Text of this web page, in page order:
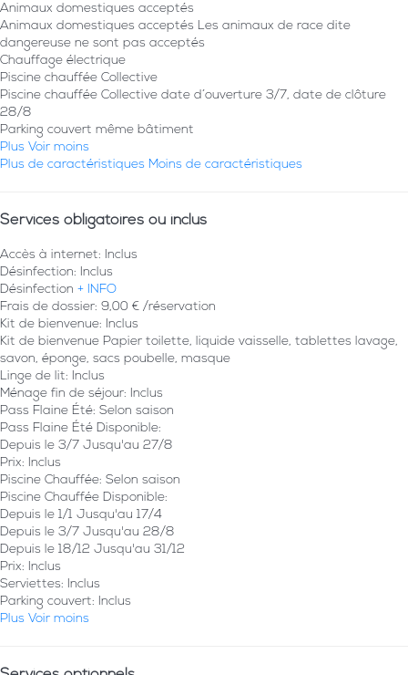
Animaux domestiques acceptés
Animaux domestiques acceptés Les animaux de race dite
dangereuse ne sont pas acceptés
Chauffage électrique
Piscine chauffée Collective
Piscine chauffée Collective date d´ouverture 3/7, date de clôture
28/8
Parking couvert même bâtiment
Plus Voir moins
Plus de caractéristiques Moins de caractéristiques
Services obligatoires ou inclus
Accès à internet: Inclus
Désinfection: Inclus
Désinfection + INFO
Frais de dossier: 9,00 € /réservation
Kit de bienvenue: Inclus
Kit de bienvenue Papier toilette, liquide vaisselle, tablettes lavage,
savon, éponge, sacs poubelle, masque
Linge de lit: Inclus
Ménage fin de séjour: Inclus
Pass Flaine Été: Selon saison
Pass Flaine Été Disponible:
Depuis le 3/7 Jusqu'au 27/8
Prix: Inclus
Piscine Chauffée: Selon saison
Piscine Chauffée Disponible:
Depuis le 1/1 Jusqu'au 17/4
Depuis le 3/7 Jusqu'au 28/8
Depuis le 18/12 Jusqu'au 31/12
Prix: Inclus
Serviettes: Inclus
Parking couvert: Inclus
Plus Voir moins